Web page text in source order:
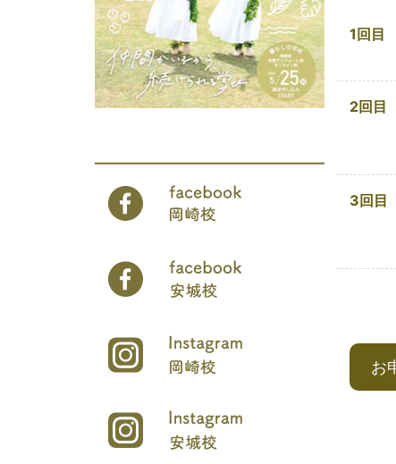
1回目
2回目
3回目
お